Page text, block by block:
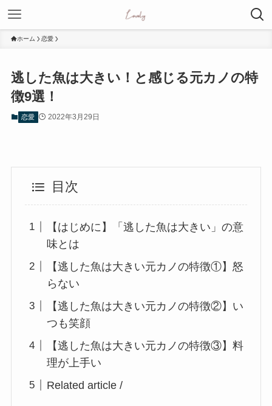
ホーム 恋愛
逃した魚は大きい！と感じる元カノの特
徴9選！
恋愛 2022年3月29日
目次
【はじめに】「逃した魚は大きい」の意
味とは
【逃した魚は大きい元カノの特徴①】怒
らない
【逃した魚は大きい元カノの特徴②】い
つも笑顔
【逃した魚は大きい元カノの特徴③】料
理が上手い
Related article /